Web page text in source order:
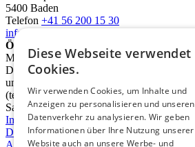
5400 Baden
Telefon +41 56 200 15 30
info@deinbaden.ch
Öffnungszeiten
Montag 13.30 - 17.30 Uhr
Dienstag bis Freitag 10.00 - 12.30 Uhr
und 13.30 - 17.30 Uhr
(telefonisch ab 9.00 Uhr)
Samstag 10.00 - 14.00 Uhr
Impressum
Datenschutz
AGB
Diese Webseite verwendet
Cookies.
Wir verwenden Cookies, um Inhalte und
Anzeigen zu personalisieren und unseren
Datenverkehr zu analysieren. Wir geben
Informationen über Ihre Nutzung unserer
Website auch an unsere Werbe- und